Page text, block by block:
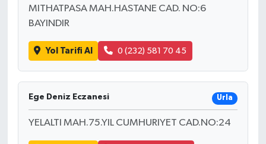
MITHATPASA MAH.HASTANE CAD. NO:6
BAYINDIR
Yol Tarifi Al 0 (232) 581 70 45
Ege Deniz Eczanesi Urla
YELALTI MAH.75.YIL CUMHURIYET CAD.NO:24